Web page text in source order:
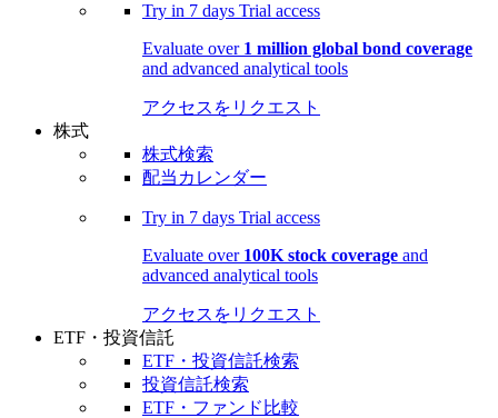
Try in 7 days Trial access
Evaluate over 1 million global bond coverage
and advanced analytical tools
アクセスをリクエスト
株式
株式検索
配当カレンダー
Try in 7 days Trial access
Evaluate over 100K stock coverage and
advanced analytical tools
アクセスをリクエスト
ETF・投資信託
ETF・投資信託検索
投資信託検索
ETF・ファンド比較